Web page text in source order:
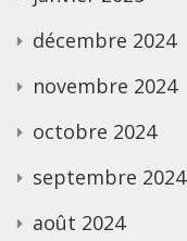
décembre 2024
novembre 2024
octobre 2024
septembre 2024
août 2024